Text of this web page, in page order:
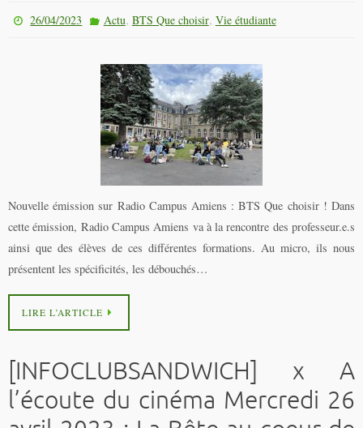
26/04/2023 Actu, BTS Que choisir, Vie étudiante
Nouvelle émission sur Radio Campus Amiens : BTS Que choisir ! Dans
cette émission, Radio Campus Amiens va à la rencontre des professeur.e.s
ainsi que des élèves de ces différentes formations. Au micro, ils nous
présentent les spécificités, les débouchés…
LIRE L’ARTICLE
[INFOCLUBSANDWICH] x A
l’écoute du cinéma Mercredi 26